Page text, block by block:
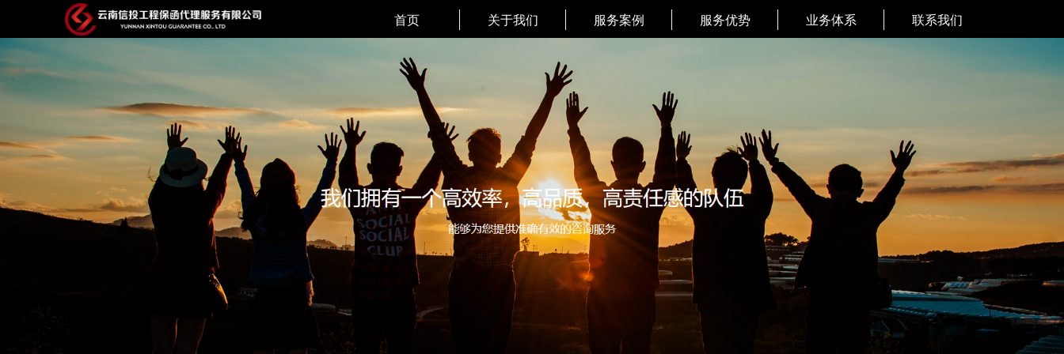
首页 关于我们 服务案例 服务优势 业务体系
联系我们
控件[tem_25_34]渲染出错,Source:未将对象引用设置到对象的实例。
控件[tem_25_34]渲染出错,Source:未将对象引用设置到对象的实例。